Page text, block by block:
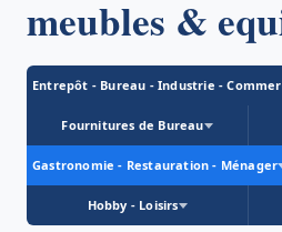
meubles &
Entrepôt - Bureau - Industrie -
Fournitures de Bureau
Gastronomie - Restauration - Ménager
Hobby - Loisirs